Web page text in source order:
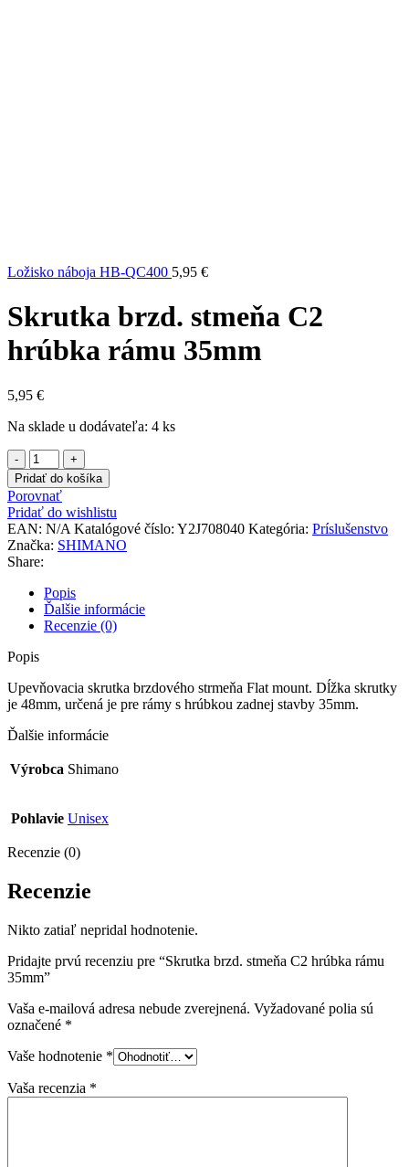
Ložisko náboja HB-QC400 5,95 €
Skrutka brzd. stmeňa C2
hrúbka rámu 35mm
5,95 €
Na sklade u dodávateľa: 4 ks
množstvo
Skrutka
brzd.
stmeňa
C2
hrúbka
rámu
35mm
Pridať do košíka
Porovnať
Pridať do wishlistu
EAN: N/A Katalógové číslo: Y2J708040 Kategória: Príslušenstvo
Značka: SHIMANO
Share:
Popis
Ďalšie informácie
Recenzie (0)
Popis
Upevňovacia skrutka brzdového strmeňa Flat mount. Dĺžka skrutky
je 48mm, určená je pre rámy s hrúbkou zadnej stavby 35mm.
Ďalšie informácie
Výrobca Shimano
Pohlavie Unisex
Recenzie (0)
Recenzie
Nikto zatiaľ nepridal hodnotenie.
Pridajte prvú recenziu pre “Skrutka brzd. stmeňa C2 hrúbka rámu
35mm”
Vaša e-mailová adresa nebude zverejnená. Vyžadované polia sú
označené *
Vaše hodnotenie *
Vaša recenzia *